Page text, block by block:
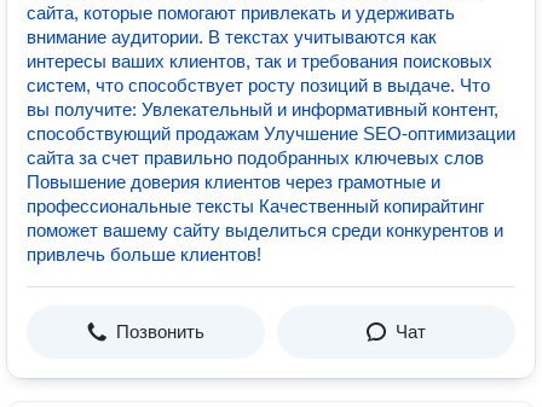
сайта, которые помогают привлекать и удерживать
внимание аудитории. В текстах учитываются как
интересы ваших клиентов, так и требования поисковых
систем, что способствует росту позиций в выдаче. Что
вы получите: Увлекательный и информативный контент,
способствующий продажам Улучшение SEO-оптимизации
сайта за счет правильно подобранных ключевых слов
Повышение доверия клиентов через грамотные и
профессиональные тексты Качественный копирайтинг
поможет вашему сайту выделиться среди конкурентов и
привлечь больше клиентов!
Позвонить Чат